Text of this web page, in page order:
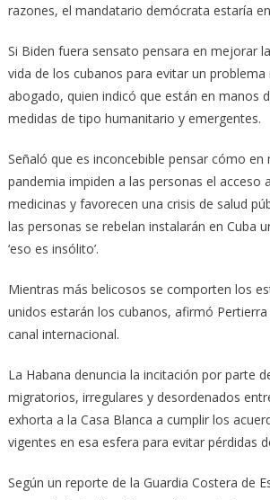
razones, el mandatario demócrata estaría
Si Biden fuera sensato pensara en mejorar
vida de los cubanos para evitar un
abogado, quien indicó que están en manos
medidas de tipo humanitario y emergentes.
Señaló que es inconcebible pensar cómo en
pandemia impiden a las personas el acceso
medicinas y favorecen una crisis de salud
las personas se rebelan instalarán en Cuba
‘eso es insólito’.
Mientras más belicosos se comporten los
unidos estarán los cubanos, afirmó
canal internacional.
La Habana denuncia la incitación por parte
migratorios, irregulares y desordenados
exhorta a la Casa Blanca a cumplir los
vigentes en esa esfera para evitar pérdidas
Según un reporte de la Guardia Costera de